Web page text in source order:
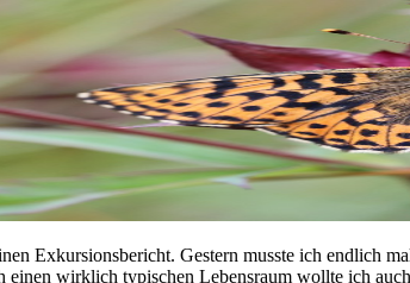
Exkursionsbericht. Gestern musste ich endlich
einen wirklich typischen Lebensraum wollte ich